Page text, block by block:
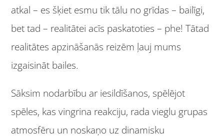
atkal – es šķiet esmu tik tālu no grīdas – bailīgi,
bet tad – realitātei acīs paskatoties – phe! Tātad
realitātes apzināšanās reizēm ļauj mums
izgaisināt bailes.
Sāksim nodarbību ar iesildīšanos, spēlējot
spēles, kas vingrina reakciju, rada vieglu grupas
atmosfēru un noskaņo uz dinamisku